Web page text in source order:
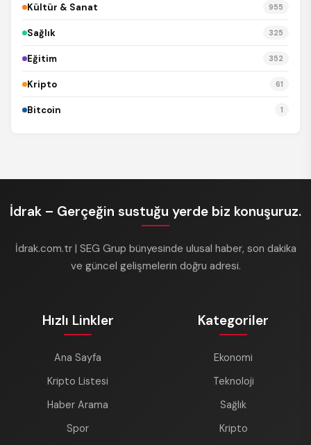
Kültür & Sanat 955
Sağlık 325
Eğitim 352
Kripto 61
Bitcoin 1
İdrak – Gerçeğin sustuğu yerde biz konuşuruz.
İdrak.com.tr | SEG Grup bünyesinde ulusal haber, son dakika
ve güncel gelişmelerin doğru adresi.
Hızlı Linkler
Ana Sayfa
Kripto Listesi
Haber Arama
Spor
Kategoriler
Ekonomi
Teknoloji
Sağlık
Kripto